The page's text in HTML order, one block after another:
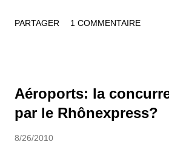
matin. Mais attention ! Cela ne va pas
à 20h ce 12 octobre. Le métro B quant
PARTAGER 1 COMMENTAIRE
Aéroports: la
par le Rhônexpress?
8/26/2010